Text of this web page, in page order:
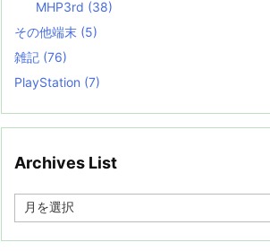
MHP3rd (38)
その他端末 (5)
雑記 (76)
PlayStation (7)
Archives List